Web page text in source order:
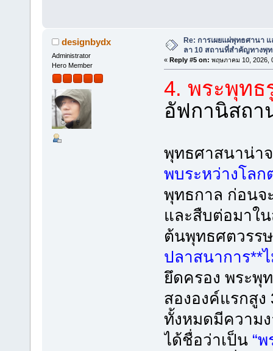
designbydx
Administrator
Hero Member
Re: การเผยแผ่พุทธศานา
ลา 10 สถานที่สำคัญทางพุท
« Reply #5 on: พฤษภาคม 10, 2026,
4. พระพุท
อัฟกานิสถา
พุทธศาสนาน่า
พบระหว่างโล
พุทธกาล ก่อนจ
และสืบต่อมาใ
ต้นพุทธศตวรร
ปลาสนาการ**
ยึดครอง พระพุ
สององค์แรกสูง
ทั้งหมดมีความ
ได้ชื่อว่าเป็น“พ